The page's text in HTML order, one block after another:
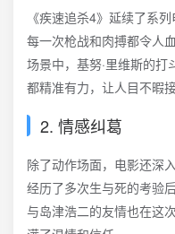
《疾速追杀4》延续了系
每一次枪战和肉搏都令人
场景中，基努·里维斯的
都精准有力，让人目不暇接
2. 情感纠葛
除了动作场面，电影还深
经历了多次生与死的考验
与岛津浩二的友情也在这